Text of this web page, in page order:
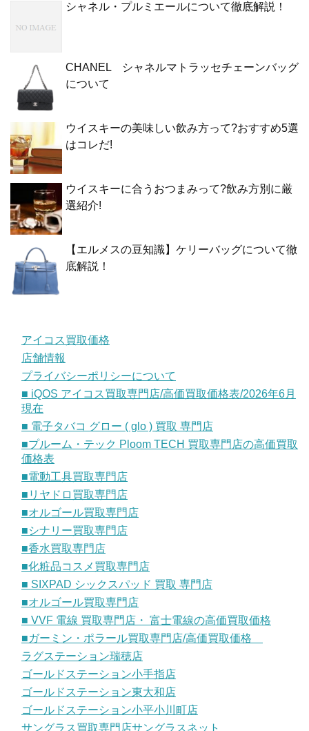
シャネル・プルミエールについて徹底解説！
CHANEL シャネルマトラッセチェーンバッグ
について
ウイスキーの美味しい飲み方って?おすすめ5選
はコレだ!
ウイスキーに合うおつまみって?飲み方別に厳
選紹介!
【エルメスの豆知識】ケリーバッグについて徹
底解説！
アイコス買取価格
店舗情報
プライバシーポリシーについて
■ iQOS アイコス買取専門店/高価買取価格表/2026年6月
現在
■ 電子タバコ グロー ( glo ) 買取 専門店
■プルーム・テック Ploom TECH 買取専門店の高価買取
価格表
■電動工具買取専門店
■リヤドロ買取専門店
■オルゴール買取専門店
■シナリー買取専門店
■香水買取専門店
■化粧品コスメ買取専門店
■ SIXPAD シックスパッド 買取 専門店
■オルゴール買取専門店
■ VVF 電線 買取専門店・ 富士電線の高価買取価格
■ガーミン・ポラール買取専門店/高価買取価格
ラグステーション瑞穂店
ゴールドステーション小手指店
ゴールドステーション東大和店
ゴールドステーション小平小川町店
サングラス買取専門店サングラスネット